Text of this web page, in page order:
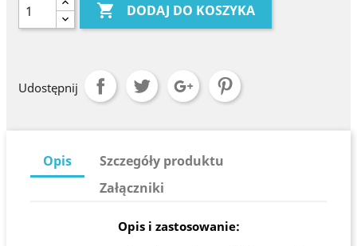
 DODAJ DO KOSZYKA
Udostępnij
Opis
Szczegóły produktu
Załączniki
Opis i zastosowanie: